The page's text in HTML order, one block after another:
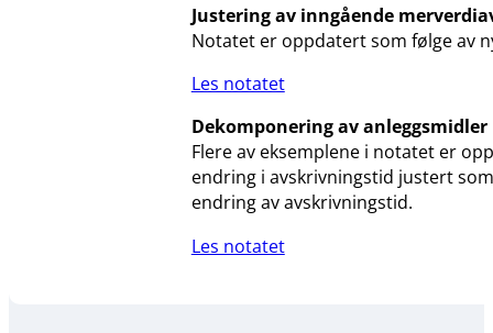
Justering av inngående
Notatet er oppdatert som følge av
Les notatet
Dekomponering av anleggsmidler
Flere av eksemplene i notatet er
endring i avskrivningstid justert
endring av avskrivningstid.
Les notatet